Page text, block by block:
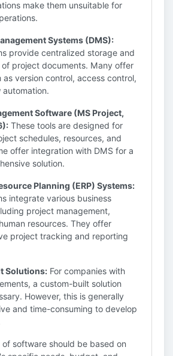
make them unsuitable for
Systems (DMS):
provide centralized storage and
of project documents. Many offer
as version control, access control,
Software (MS Project,
These tools are designed for
schedules, resources, and
offer integration with DMS for a
solution.
Planning (ERP) Systems:
integrate various business
project management,
resources. They offer
project tracking and reporting
Solutions: For companies with
a custom-built solution
However, this is generally
and time-consuming to develop
of software should be based on